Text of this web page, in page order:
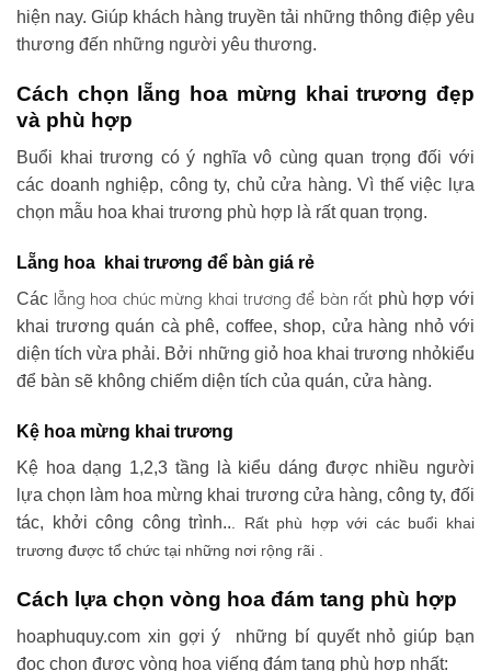
hiện nay. Giúp khách hàng truyền tải những thông điệp yêu
thương đến những người yêu thương.
Cách chọn lẵng hoa mừng khai trương đẹp
và phù hợp
Buổi khai trương có ý nghĩa vô cùng quan trọng đối với
các doanh nghiệp, công ty, chủ cửa hàng. Vì thế việc lựa
chọn mẫu hoa khai trương phù hợp là rất quan trọng.
Lẵng hoa khai trương để bàn giá rẻ
Các lẵng hoa chúc mừng khai trương để bàn rất phù hợp với
khai trương quán cà phê, coffee, shop, cửa hàng nhỏ với
diện tích vừa phải. Bởi những giỏ hoa khai trương nhỏkiểu
để bàn sẽ không chiếm diện tích của quán, cửa hàng.
Kệ hoa mừng khai trương
Kệ hoa dạng 1,2,3 tầng là kiểu dáng được nhiều người
lựa chọn làm hoa mừng khai trương cửa hàng, công ty, đối
tác, khởi công công trình.. . Rất phù hợp với các buổi khai
trương được tổ chức tại những nơi rộng rãi .
Cách lựa chọn vòng hoa đám tang phù hợp
hoaphuquy.com xin gợi ý những bí quyết nhỏ giúp bạn
đọc chọn được vòng hoa viếng đám tang phù hợp nhất: